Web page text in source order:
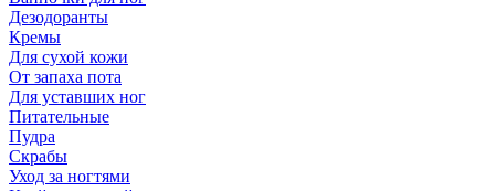
Дезодоранты
Кремы
Для сухой кожи
От запаха пота
Для уставших ног
Питательные
Пудра
Скрабы
Уход за ногтями